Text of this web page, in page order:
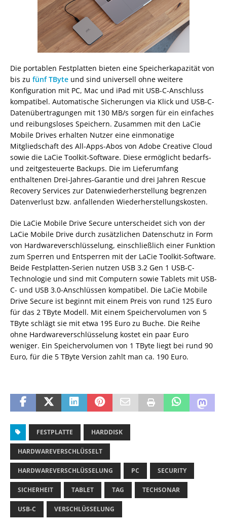
Die portablen Festplatten bieten eine Speicherkapazität von
bis zu fünf TByte und sind universell ohne weitere
Konfiguration mit PC, Mac und iPad mit USB-C-Anschluss
kompatibel. Automatische Sicherungen via Klick und USB-C-
Datenübertragungen mit 130 MB/s sorgen für ein einfaches
und reibungsloses Speichern. Zusammen mit den LaCie
Mobile Drives erhalten Nutzer eine einmonatige
Mitgliedschaft des All-Apps-Abos von Adobe Creative Cloud
sowie die LaCie Toolkit-Software. Diese ermöglicht bedarfs-
und zeitgesteuerte Backups. Die im Lieferumfang
enthaltenen Drei-Jahres-Garantie und drei Jahren Rescue
Recovery Services zur Datenwiederherstellung begrenzen
Datenverlust bzw. anfallenden Wiederherstellungskosten.
Die LaCie Mobile Drive Secure unterscheidet sich von der
LaCie Mobile Drive durch zusätzlichen Datenschutz in Form
von Hardwareverschlüsselung, einschließlich einer Funktion
zum Sperren und Entsperren mit der LaCie Toolkit-Software.
Beide Festplatten-Serien nutzen USB 3.2 Gen 1 USB-C-
Technologie und sind mit Computern sowie Tablets mit USB-
C- und USB 3.0-Anschlüssen kompatibel. Die LaCie Mobile
Drive Secure ist beginnt mit einem Preis von rund 125 Euro
für das 2 TByte Modell. Mit einem Speichervolumen von 5
TByte schlägt sie mit etwa 195 Euro zu Buche. Die Reihe
ohne Hardwareverschlüsselung kostet ein paar Euro
weniger. Ein Speichervolumen von 1 TByte liegt bei rund 90
Euro, für die 5 TByte Version zahlt man ca. 190 Euro.
FESTPLATTE HARDDISK
HARDWAREVERSCHLÜSSELT
HARDWAREVERSCHLÜSSELUNG PC SECURITY
SICHERHEIT TABLET TAG TECHSONAR
USB-C VERSCHLÜSSELUNG